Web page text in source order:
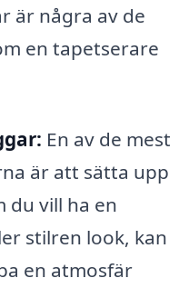
är några av de
en tapetserare
En av de mest
är att sätta upp
du vill ha en
stilren look, kan
en atmosfär